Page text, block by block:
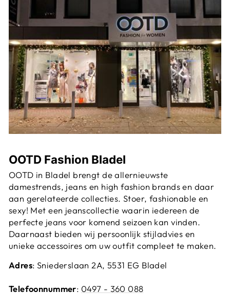
OOTD Fashion Bladel
OOTD in Bladel brengt de allernieuwste
damestrends, jeans en high fashion brands en daar
aan gerelateerde collecties. Stoer, fashionable en
sexy! Met een jeanscollectie waarin iedereen de
perfecte jeans voor komend seizoen kan vinden.
Daarnaast bieden wij persoonlijk stijladvies en
unieke accessoires om uw outfit compleet te maken.
Adres: Sniederslaan 2A, 5531 EG Bladel
Telefoonnummer: 0497 - 360 088